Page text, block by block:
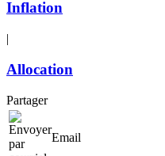
Inflation
|
Allocation
Partager
Email